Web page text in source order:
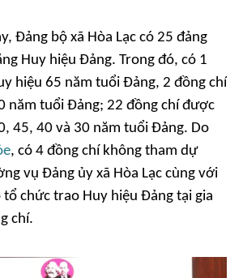
Đảng bộ xã Hòa Lạc có 25 đảng
Huy hiệu Đảng. Trong đó, có 1
hiệu 65 năm tuổi Đảng, 2 đồng chí
năm tuổi Đảng; 22 đồng chí được
45, 40 và 30 năm tuổi Đảng. Do
, có 4 đồng chí không tham dự
vụ Đảng ủy xã Hòa Lạc cùng với
tổ chức trao Huy hiệu Đảng tại gia
chí.